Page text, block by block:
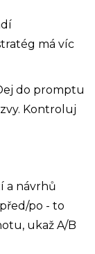
má víc
do promptu
Kontroluj
a návrhů
po - to
ukaž A/B